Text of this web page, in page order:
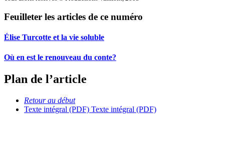
Feuilleter les articles de ce numéro
Élise Turcotte et la vie soluble
Où en est le renouveau du conte?
Plan de l’article
Retour au début
Texte intégral (PDF) Texte intégral (PDF)